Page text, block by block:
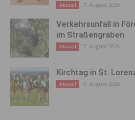
Aktuell 7. August 2026
Verkehrsunfall in
im Straßengraben
Aktuell 7. August 2026
Kirchtag in St.
Aktuell 6. August 2026